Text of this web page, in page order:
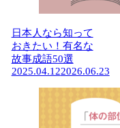
日本人なら知って
おきたい！有名な
故事成語50選
2025.04.122026.06.23